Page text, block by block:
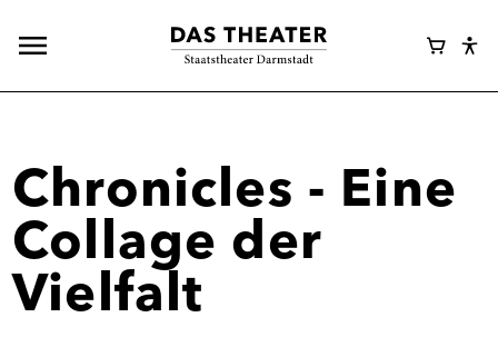
Hauptnavigation
Webshop
Chronicles - Eine
Collage der
Vielfalt